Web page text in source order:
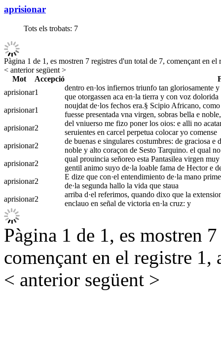
aprisionar
Tots els trobats: 7
Pàgina 1 de 1, es mostren 7 registres d'un total de 7, començant en el
< anteriorsegüent >
Mot
Accepció
aprisionar1
dentro en·los infiernos triunfo tan gloriosamente
que otorgassen aca en·la tierra y con voz dolorida
aprisionar1
noujdat de·los fechos era.§ Scipio Africano,
fuesse presentada vna virgen, sobras bella e
aprisionar2
del vniuerso me fizo poner los oios: e alli no
seruientes en carcel perpetua colocar yo comense
aprisionar2
de buenas e singulares costumbres: de graciosa
noble y alto coraçon de Sesto Tarquino. el qual
aprisionar2
qual prouincia señoreo esta Pantasilea virgen
gentil animo suyo de·la loable fama de Hector e
aprisionar2
E dize que con·el entendimiento de·la mano
de·la segunda hallo la vida que staua
aprisionar2
arriba d·el referimos, quando dixo que la
enclauo en señal de victoria en·la cruz: y
Pàgina 1 de 1, es mostren
començant en el registre 1,
< anterior següent >